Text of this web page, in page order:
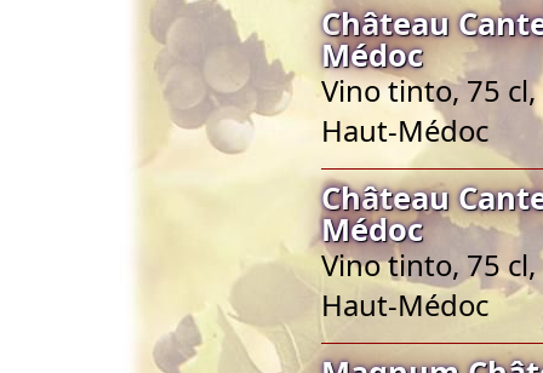
Château
Médoc
Vino tinto, 75
Haut-Médoc
Château
Médoc
Vino tinto, 75
Haut-Médoc